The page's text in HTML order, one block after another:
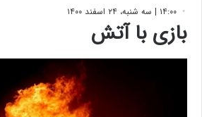
۱۴:۰۰ | سه شنبه، ۲۴ اسفند ۱۴۰۰
بازی با آتش